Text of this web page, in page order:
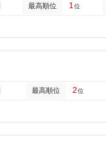
最高順位 1 位
最高順位 2位